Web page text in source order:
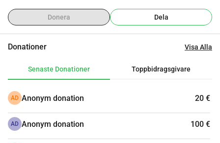
Donera Dela
Donationer Visa Alla
Senaste Donationer Toppbidragsgivare
AD Anonym donation 20 €
AD Anonym donation 100 €